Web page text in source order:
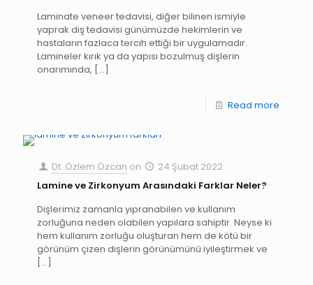
Laminate veneer tedavisi, diğer bilinen ismiyle
yaprak diş tedavisi günümüzde hekimlerin ve
hastaların fazlaca tercih ettiği bir uygulamadır.
Lamineler kırık ya da yapısı bozulmuş dişlerin
onarımında, […]
Read more
Dt. Özlem Özcan on
24 Şubat 2022
Lamine ve Zirkonyum Arasındaki Farklar Neler?
Dişlerimiz zamanla yıpranabilen ve kullanım
zorluğuna neden olabilen yapılara sahiptir. Neyse ki
hem kullanım zorluğu oluşturan hem de kötü bir
görünüm çizen dişlerin görünümünü iyileştirmek ve
[…]